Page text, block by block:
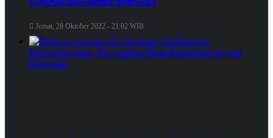
Jumat, 28 Oktober 2022 - 21:02 WIB